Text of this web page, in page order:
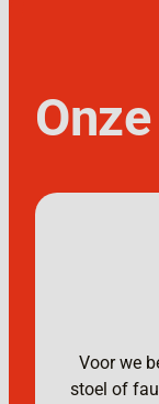
Voor we
stoel of